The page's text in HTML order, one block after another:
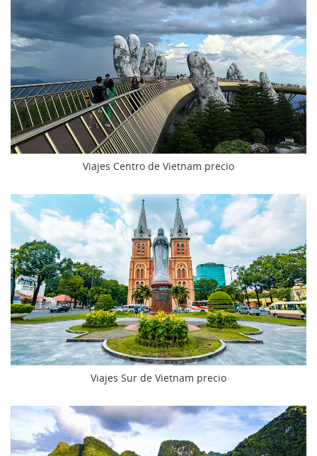
Viajes Centro de Vietnam precio
Viajes Sur de Vietnam precio